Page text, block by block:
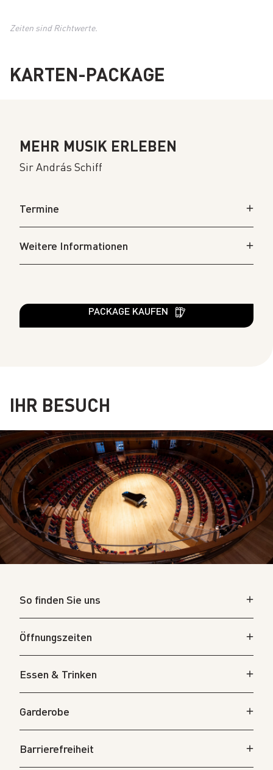
Zeiten sind Richtwerte.
KARTEN-PACKAGE
MEHR MUSIK ERLEBEN
Sir András Schiff
Termine
Weitere Informationen
PACKAGE KAUFEN
IHR BESUCH
So finden Sie uns
Öffnungszeiten
Essen & Trinken
Garderobe
Barrierefreiheit